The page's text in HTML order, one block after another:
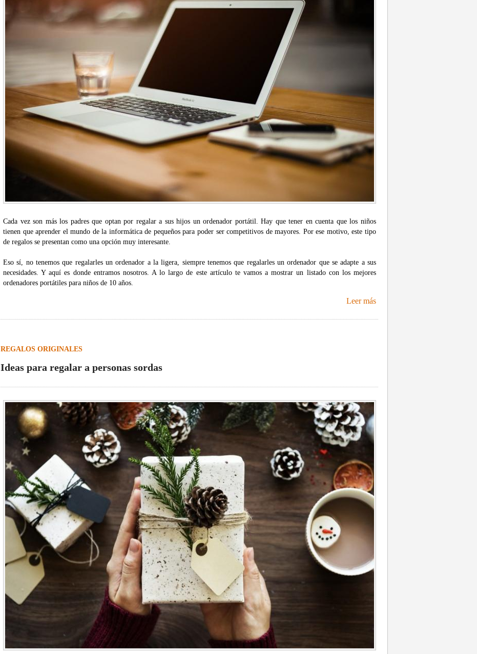
Cada vez son más los padres que optan por regalar a sus hijos un ordenador portátil. Hay que tener en cuenta que los niños
tienen que aprender el mundo de la informática de pequeños para poder ser competitivos de mayores. Por ese motivo, este tipo
de regalos se presentan como una opción muy interesante.
Eso sí, no tenemos que regalarles un ordenador a la ligera, siempre tenemos que regalarles un ordenador que se adapte a sus
necesidades. Y aquí es donde entramos nosotros. A lo largo de este artículo te vamos a mostrar un listado con los mejores
ordenadores portátiles para niños de 10 años.
Leer más
REGALOS ORIGINALES
Ideas para regalar a personas sordas